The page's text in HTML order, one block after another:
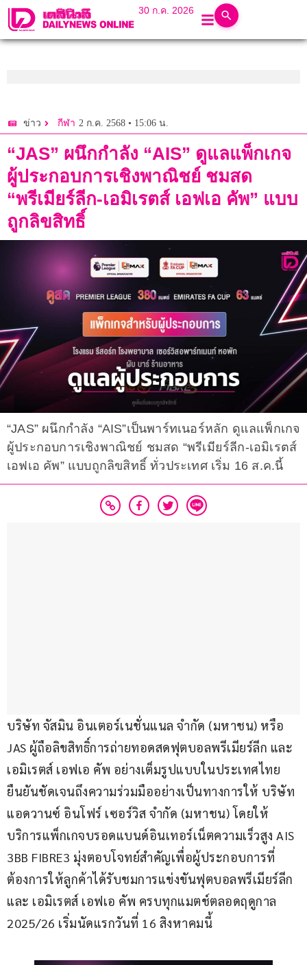
30 ก.ค. 2026
ข่าว กีฬา 2 ก.ค. 2568 • 15:06 น.
“JAS” ผนึกกำลัง “AIS” ดูแลแพ็กเกจ
ผู้ประกอบการเชิงพาณิชย์ ชมสด
“พรีเมียร์ลีก-เอมิเรตส์ เอฟเอ คัพ” แบบ
ถูกลิขสิทธิ์
“JAS” ผนึกกำลัง “AIS”เป็นพาร์ทเนอร์หลัก ดูแลแพ็กเกจ
ผู้ประกอบการเชิงพาณิชย์ ชมสด “พรีเมียร์ลีก-เอมิเรตส์
เอฟเอ คัพ” แบบถูกลิขสิทธิ์ ทั่วประเทศ เริ่ม 16 ส.ค.นี้
บริษัท จัสมิน อินเตอร์เนชั่นแนล จำกัด (มหาชน) หรือ
JAS ผู้ถือลิขสิทธิ์การถ่ายทอดสดฟุตบอลพรีเมียร์ลีก และ
เอมิเรตส์ เอฟเอ คัพ อย่างเต็มรูปแบบในประเทศไทย
ยืนยันชัดเจนถึงความร่วมมืออย่างเป็นทางการให้ บริษัท
แอดวานซ์ อินโฟร์ เซอร์วิส จำกัด (มหาชน) โดยให้
บริการแพ็กเกจบรอดแบนด์อินเทอร์เน็ตความเร็วสูง AIS
3BB FIBRE3 มุ่งตอบโจทย์สำคัญเพื่อผู้ประกอบการที่
ต้องการให้ลูกค้าได้รับชมการแข่งขันฟุตบอลพรีเมียร์ลีก
และ เอมิเรตส์ เอฟเอ คัพ ครบทุกแมตช์ตลอดฤดูกาล
2025/26 เริ่มนัดแรกวันที่ 16 สิงหาคมนี้